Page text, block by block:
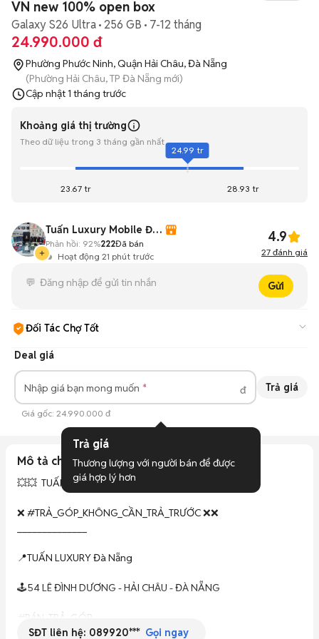
VN new 100% open box
Galaxy S26 Ultra 256 GB 7-12 tháng
24.990.000 đ
Phường Phước Ninh, Quận Hải Châu, Đà Nẵng
(Phường Hải Châu, TP Đà Nẵng mới)
Cập nhật1 tháng trước
Khoảng giá thị trường
Theo dữ liệu trong 3 tháng gần nhất
23.67 tr 28.93 tr
24.99 tr
Tuấn Luxury Mobile Đà Năngx
Hoạt động 21 phút trước
Phản hồi: 92%222Đã bán 4.9
27 đánh giá
Gửi
Đối Tác Chợ Tốt
Cam kết hàng đúng mô tả, bảo hành ít nhất 3 tháng, hỗ trợ đổi
Deal giá
Nhập giá bạn mong muốn đ Trả giá
Giá gốc: 24.990.000 đ
Mô tả chi tiết
💥💥  TUẤN LUXURY MOBILE ĐÀ NẴNG 💥💥
❌ #TRẢ_GÓP_KHÔNG_CẦN_TRẢ_TRƯỚC ❌❌
📍TUẤN LUXURY Đà Nẵng
🕹54 LÊ ĐÌNH DƯƠNG - HẢI CHÂU - ĐÀ NẴNG
#BÁN_TRẢ_GÓP
#TUẤN LUXURY
SĐT liên hệ: 089920*** Gọi ngay
Trả giá
Thương lượng với người bán để được
giá hợp lý hơn